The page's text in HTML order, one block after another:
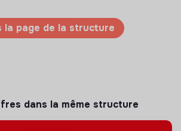
la page de la structure
dans la même structure